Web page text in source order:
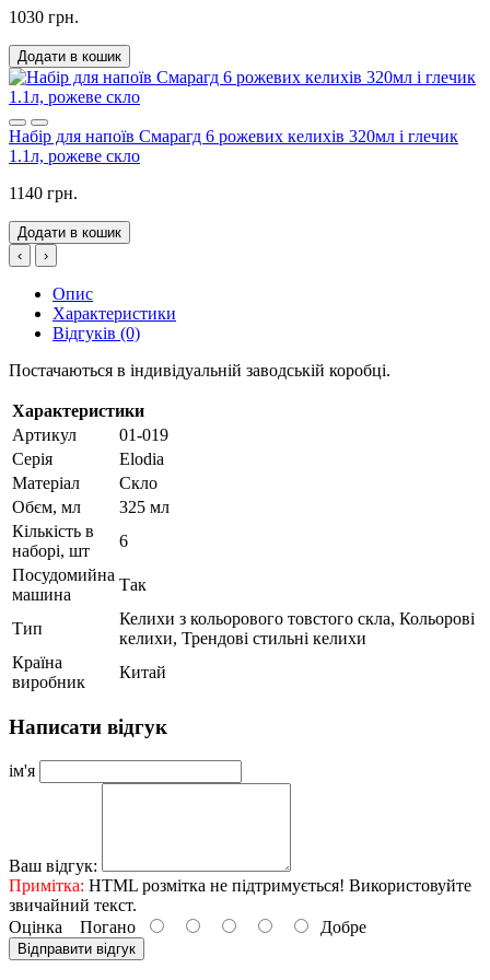
1030 грн.
Додати в кошик
Набір для напоїв Смарагд 6 рожевих келихів 320мл і глечик
1.1л, рожеве скло
1140 грн.
Додати в кошик
‹
›
Опис
Характеристики
Відгуків (0)
Постачаються в індивідуальній заводській коробці.
Характеристики
Артикул
01-019
Серія
Elodia
Матеріал
Скло
Обєм, мл
325 мл
Кількість в
наборі, шт
6
Посудомийна
машина
Так
Тип
Келихи з кольорового товстого скла, Кольорові
келихи, Трендові стильні келихи
Країна
виробник
Китай
Написати відгук
ім'я
Ваш відгук:
Примітка: HTML розмітка не підтримується! Використовуйте
звичайний текст.
Оцінка Погано Добре
Відправити відгук